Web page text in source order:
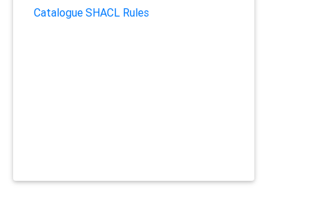
Catalogue SHACL Rules